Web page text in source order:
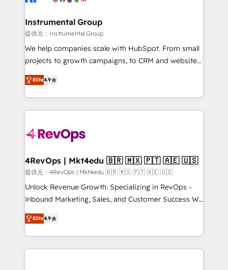
agency for a growth problem. Hire a partner built to
Premier Partner 2023 🌟5 HubSpot Accreditations 🌟
Won HubSpot Theme Challenge 2021 🌟INBOUND’19
HubSpot Rising Star Why us? Harnessing the full
potential of the powerful HubSpot CRM. ✔️A team of
HubSpot experience ✔️Flexible pricing models —
Hourly-fee (assigned one Dedicated HubSpot
requirement). ✔️Helped over 25,000+ customers so
far with our HubSpot solutions. ✔️Bespoke apps &
on-demand bundle services. Connect with us today!
Instrumental Group
提供元：Instrumental Group
We help companies scale with HubSpot. From small
projects to growth campaigns, to CRM and websites.
Hire an agency that's experienced in every inch of
HubSpot and willing to work hand-in-hand with your
team to simplify the complex and build a better
experience for your team and customers.
Elite4.9
4RevOps | Mkt4edu 🇧🇷 🇲🇽 🇵🇹 🇦🇪 🇺🇸
提供元：4RevOps | Mkt4edu 🇧🇷 🇲🇽 🇵🇹 🇦🇪 🇺🇸
Unlock Revenue Growth: Specializing in RevOps -
Inbound Marketing, Sales, and Customer Success We
specialize in driving revenue growth for companies
across industries through tailored marketing, sales,
and customer success strategies, utilizing RevOps
methodologies. As Latin America's largest HubSpot
Elite4.9